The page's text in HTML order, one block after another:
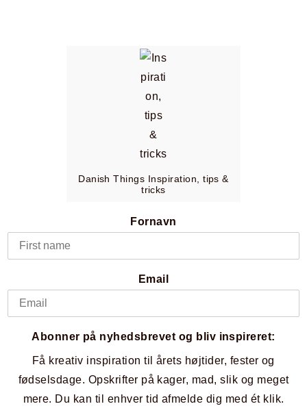
Danish Things Inspiration, tips &
tricks
Fornavn
Email
Abonner på nyhedsbrevet og bliv inspireret:
Få kreativ inspiration til årets højtider, fester og
fødselsdage. Opskrifter på kager, mad, slik og meget
mere. Du kan til enhver tid afmelde dig med ét klik.